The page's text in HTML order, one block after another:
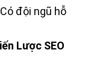
đội ngũ hỗ
Lược SEO